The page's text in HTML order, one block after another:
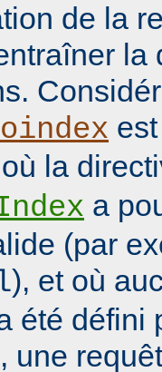
de la
la
la
a
(par
), et où
été défini
une